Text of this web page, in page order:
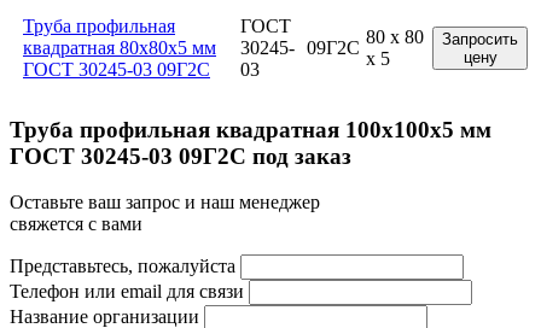
Труба профильная
квадратная 80x80x5 мм
ГОСТ 30245-03 09Г2С
ГОСТ
30245-
03
09Г2С
80 x 80
x 5
Запросить
цену
Труба профильная квадратная 100x100x5 мм
ГОСТ 30245-03 09Г2С под заказ
Оставьте ваш запрос и наш менеджер
свяжется с вами
Представьтесь, пожалуйста
Телефон или email для связи
Название организации